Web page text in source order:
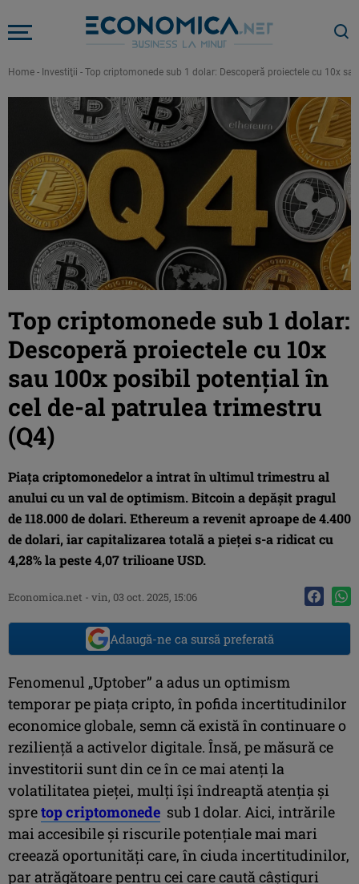
Home - Investiţii - Top criptomonede sub 1 dolar: Descoperă proiectele cu 10x
Top criptomonede sub 1 dolar:
Descoperă proiectele cu 10x
sau 100x posibil potențial în
cel de-al patrulea trimestru
(Q4)
Piața criptomonedelor a intrat în ultimul trimestru al
anului cu un val de optimism. Bitcoin a depășit pragul
de 118.000 de dolari. Ethereum a revenit aproape de 4.400
de dolari, iar capitalizarea totală a pieței s-a ridicat cu
4,28% la peste 4,07 trilioane USD.
Economica.net - vin, 03 oct. 2025, 15:06
Adaugă-ne ca sursă preferată
Fenomenul „Uptober” a adus un optimism
temporar pe piața cripto, în pofida incertitudinilor
economice globale, semn că există în continuare o
reziliență a activelor digitale. Însă, pe măsură ce
investitorii sunt din ce în ce mai atenți la
volatilitatea pieței, mulți își îndreaptă atenția și
spretop criptomonede sub 1 dolar. Aici, intrările
mai accesibile și riscurile potențiale mai mari
creează oportunități care, în ciuda incertitudinilor,
par atrăgătoare pentru cei care caută câștiguri